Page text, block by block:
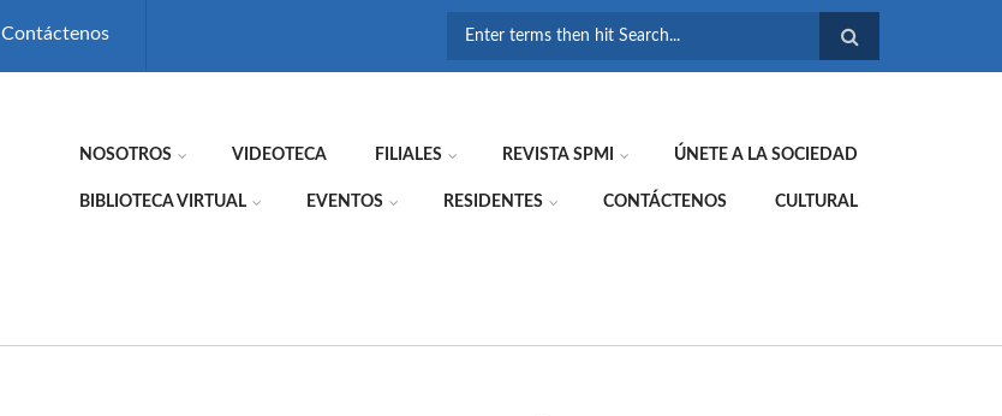
Contáctenos
NOSOTROS VIDEOTECA FILIALES REVISTA SPMI ÚNETE A LA SOCIEDAD
BIBLIOTECA VIRTUAL EVENTOS RESIDENTES CONTÁCTENOS CULTURAL